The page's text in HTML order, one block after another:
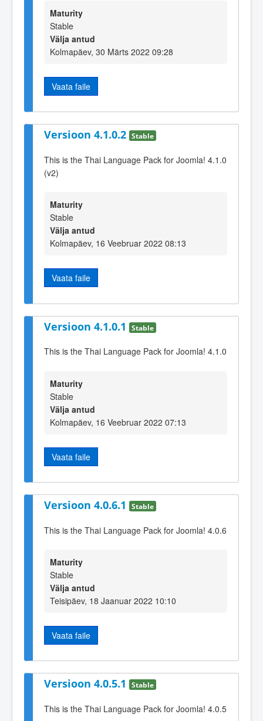
Maturity
Stable
Välja antud
Kolmapäev, 30 Märts 2022 09:28
Vaata faile
Versioon 4.1.0.2 Stable
This is the Thai Language Pack for Joomla! 4.1.0
(v2)
Maturity
Stable
Välja antud
Kolmapäev, 16 Veebruar 2022 08:13
Vaata faile
Versioon 4.1.0.1 Stable
This is the Thai Language Pack for Joomla! 4.1.0
Maturity
Stable
Välja antud
Kolmapäev, 16 Veebruar 2022 07:13
Vaata faile
Versioon 4.0.6.1 Stable
This is the Thai Language Pack for Joomla! 4.0.6
Maturity
Stable
Välja antud
Teisipäev, 18 Jaanuar 2022 10:10
Vaata faile
Versioon 4.0.5.1 Stable
This is the Thai Language Pack for Joomla! 4.0.5